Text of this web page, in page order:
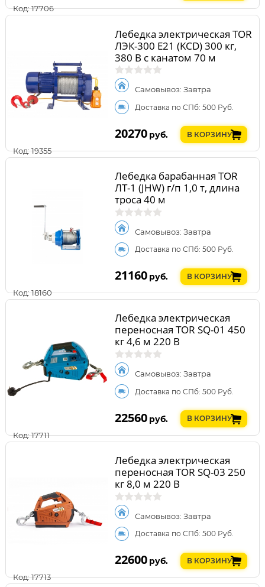
Код: 17706
Код: 19355
Лебедка электрическая TOR
ЛЭК-300 E21 (KCD) 300 кг,
380 В с канатом 70 м
Самовывоз: Завтра
Доставка по СПб: 500 Руб.
20270 руб. В КОРЗИНУ
Код: 18160
Лебедка барабанная TOR
ЛТ-1 (JHW) г/п 1,0 т, длина
троса 40 м
Самовывоз: Завтра
Доставка по СПб: 500 Руб.
21160 руб. В КОРЗИНУ
Код: 17711
Лебедка электрическая
переносная TOR SQ-01 450
кг 4,6 м 220 В
Самовывоз: Завтра
Доставка по СПб: 500 Руб.
22560 руб. В КОРЗИНУ
Код: 17713
Лебедка электрическая
переносная TOR SQ-03 250
кг 8,0 м 220 В
Самовывоз: Завтра
Доставка по СПб: 500 Руб.
22600 руб. В КОРЗИНУ